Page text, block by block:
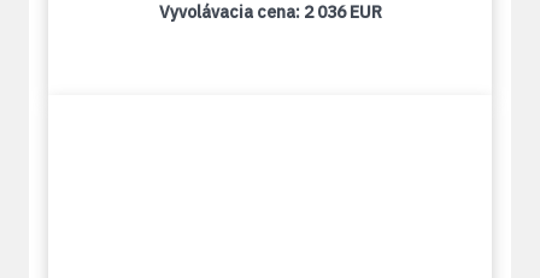
Vyvolávacia cena: 2 036 EUR